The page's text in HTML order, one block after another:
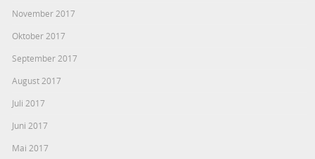
November 2017
Oktober 2017
September 2017
August 2017
Juli 2017
Juni 2017
Mai 2017